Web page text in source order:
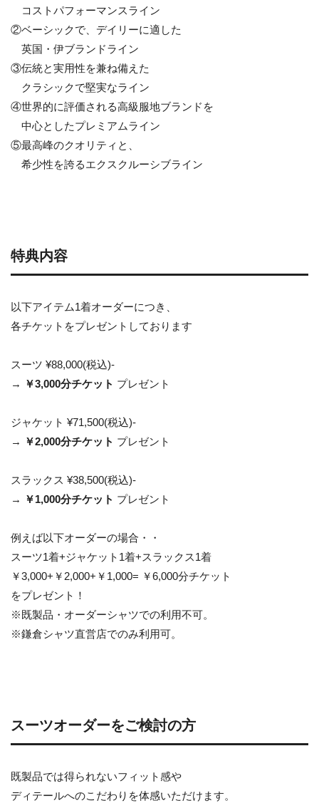
コストパフォーマンスライン
②ベーシックで、デイリーに適した
英国・伊ブランドライン
③伝統と実用性を兼ね備えた
クラシックで堅実なライン
④世界的に評価される高級服地ブランドを
中心としたプレミアムライン
⑤最高峰のクオリティと、
希少性を誇るエクスクルーシブライン
特典内容
以下アイテム1着オーダーにつき、
各チケットをプレゼントしております
スーツ ¥88,000(税込)-
→ ￥3,000分チケット プレゼント
ジャケット ¥71,500(税込)-
→ ￥2,000分チケット プレゼント
スラックス ¥38,500(税込)-
→ ￥1,000分チケット プレゼント
例えば以下オーダーの場合・・
スーツ1着+ジャケット1着+スラックス1着
￥3,000+￥2,000+￥1,000= ￥6,000分チケット
をプレゼント！
※既製品・オーダーシャツでの利用不可。
※鎌倉シャツ直営店でのみ利用可。
スーツオーダーをご検討の方
既製品では得られないフィット感や
ディテールへのこだわりを体感いただけます。